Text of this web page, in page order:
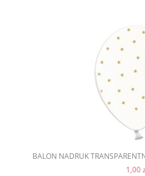
BALON NADRUK
1,00